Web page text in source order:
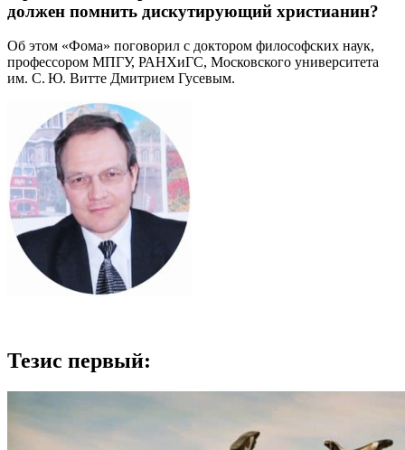
должен помнить дискутирующий христианин?
Об этом «Фома» поговорил с доктором философских наук,
профессором МПГУ, РАНХиГС, Московского университета
им. С. Ю. Витте Дмитрием Гусевым.
Тезис первый: